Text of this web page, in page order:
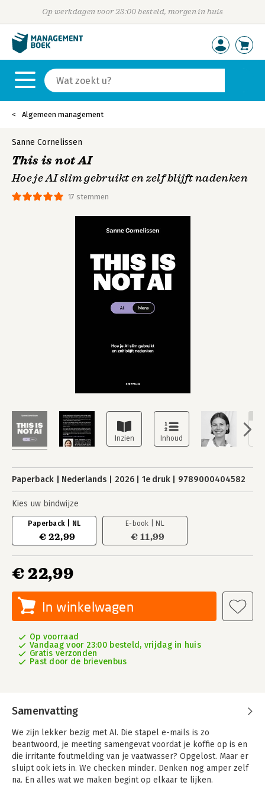
Op werkdagen voor 23:00 besteld, morgen in huis
Algemeen management
17 stemmen
Sanne Cornelissen
This is not AI
Hoe je AI slim gebruikt en zelf blijft nadenken
Paperback Nederlands 2026 1e druk 9789000404582
Kies uw bindwijze
Paperback | NL
€ 22,99
E-book | NL
€ 11,99
€ 22,99
In winkelwagen
Op voorraad
Vandaag voor 23:00 besteld, vrijdag in huis
Gratis verzonden
Past door de brievenbus
Samenvatting
We zijn lekker bezig met AI. Die stapel e-mails is zo
beantwoord, je meeting samengevat voordat je koffie op is en
die irritante foutmelding van je vaatwasser? Opgelost. Maar er
sluipt ook iets in. We checken minder. Denken nog amper zelf
na. En alles wat we maken begint op elkaar te lijken.